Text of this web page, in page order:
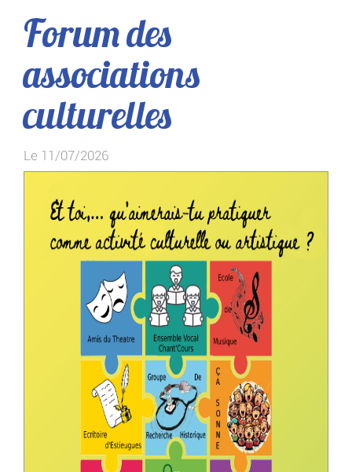
Forum des
associations
culturelles
Le 11/07/2026